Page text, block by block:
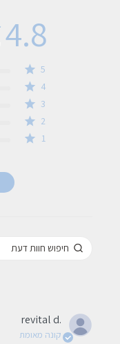
4.8
5
4
3
2
1
revital d.
קונה מאומת